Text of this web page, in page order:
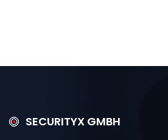
SECURITYX GMBH